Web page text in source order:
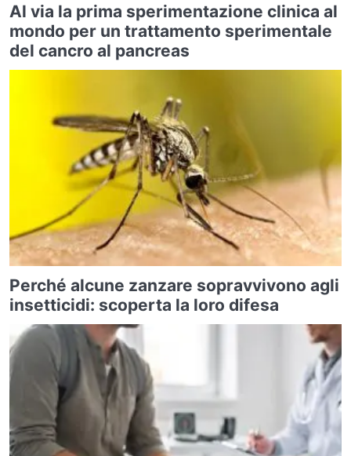
Al via la prima sperimentazione clinica al
mondo per un trattamento sperimentale
del cancro al pancreas
Perché alcune zanzare sopravvivono agli
insetticidi: scoperta la loro difesa